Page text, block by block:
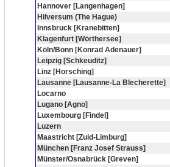
Hannover [Langenhagen]
Hilversum (The Hague)
Innsbruck [Kranebitten]
Klagenfurt [Wörthersee]
Köln/Bonn [Konrad Adenauer]
Leipzig [Schkeuditz]
Linz [Horsching]
Lausanne [Lausanne-La Blecherette]
Locarno
Lugano [Agno]
Luxembourg [Findel]
Luzern
Maastricht [Zuid-Limburg]
München [Franz Josef Strauss]
Münster/Osnabrück [Greven]